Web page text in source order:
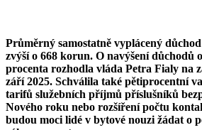
Průměrný samostatně vyplácený důchod
zvýší o 668 korun. O navýšení důchodů
procenta rozhodla vláda Petra Fialy na
září 2025. Schválila také pětiprocentní
tarifů služebních příjmů příslušníků
Nového roku nebo rozšíření počtu
budou moci lidé v bytové nouzi žádat o